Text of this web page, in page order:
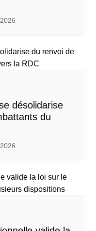
désolidarise
du